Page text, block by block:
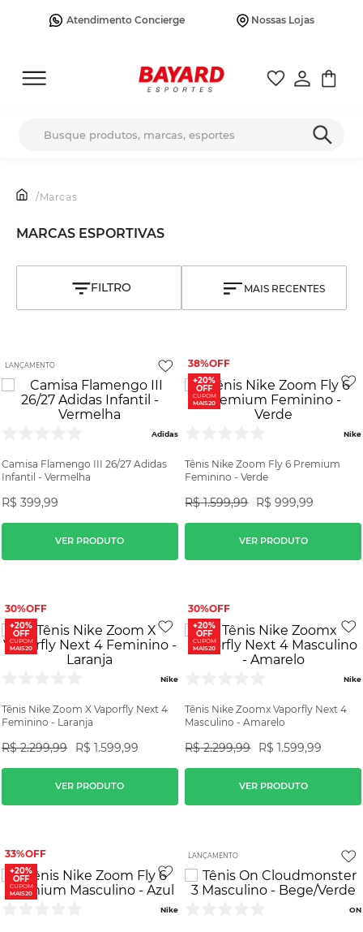
Atendimento Concierge Nossas Lojas
/Marcas
MARCAS ESPORTIVAS
MAIS RECENTES
LANÇAMENTO
Adidas
Camisa Flamengo III 26/27 Adidas
Infantil - Vermelha
R$ 399,99
VER PRODUTO
38%
+20%
OFF
CUPOM
MAIS20
Nike
Tênis Nike Zoom Fly 6 Premium
Feminino - Verde
R$ 1.599,99 R$ 999,99
VER PRODUTO
30%
+20%
OFF
CUPOM
MAIS20
Nike
Tênis Nike Zoom X Vaporfly Next 4
Feminino - Laranja
R$ 2.299,99 R$ 1.599,99
VER PRODUTO
30%
+20%
OFF
CUPOM
MAIS20
Nike
Tênis Nike Zoomx Vaporfly Next 4
Masculino - Amarelo
R$ 2.299,99 R$ 1.599,99
VER PRODUTO
33%
+20%
OFF
CUPOM
MAIS20
Nike
LANÇAMENTO
ON